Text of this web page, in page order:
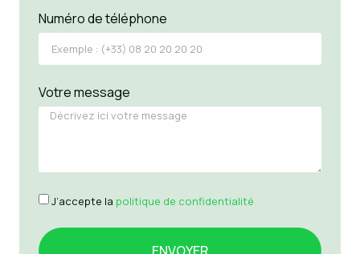
Numéro de téléphone
Votre message
J’accepte la politique de confidentialité